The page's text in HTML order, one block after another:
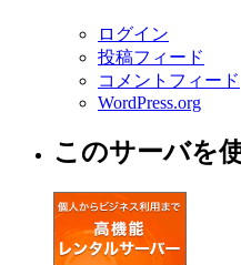
ログイン
投稿フィード
コメントフィード
WordPress.org
このサーバを